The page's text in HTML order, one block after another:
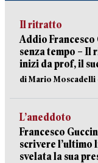
Il ritratto
Addio
senza tempo – Il
inizi da prof, il
di Mario Moscadelli
L’aneddoto
Francesco
scrivere l’ultimo
svelata la sua